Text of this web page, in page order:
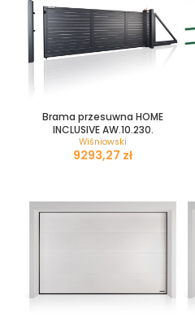
Brama przesuwna HOME
INCLUSIVE AW.10.230.
Wiśniowski
zł